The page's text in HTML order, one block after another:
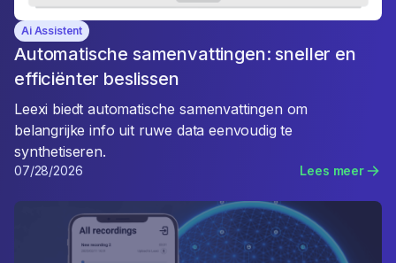
Ai Assistent
Automatische samenvattingen: sneller en
efficiënter beslissen
Leexi biedt automatische samenvattingen om
belangrijke info uit ruwe data eenvoudig te
synthetiseren.
07/28/2026 Lees meer